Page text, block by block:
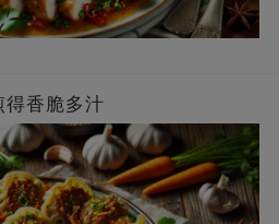
香脆多汁